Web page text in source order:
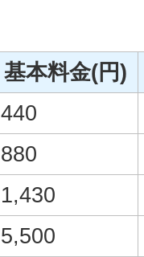
基本料金(円)
440
880
1,430
5,500